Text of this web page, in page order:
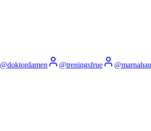
@doktordamen @treningsfrue @